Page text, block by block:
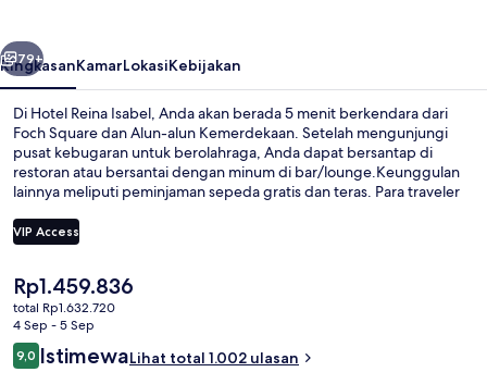
Berikutnya
79+
RingkasanKamarLokasiKebijakan
Di Hotel Reina Isabel, Anda akan berada 5 menit berkendara dari
Foch Square dan Alun-alun Kemerdekaan. Setelah mengunjungi
pusat kebugaran untuk berolahraga, Anda dapat bersantap di
restoran atau bersantai dengan minum di bar/lounge.Keunggulan
lainnya meliputi peminjaman sepeda gratis dan teras. Para traveler
El Ejido berjarak 13 menit dan Stasiun Pradera berjarak 14 menit.
VIP Access
Harga
saat
ini
Rp1.459.836
Rp1.459.836
total Rp1.632.720
4 Sep - 5 Sep
Ulasan
9,09,0 dari 10
IstimewaLihat total 1.002 ulasan